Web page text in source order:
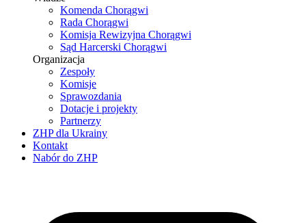
Komenda Chorągwi
Rada Chorągwi
Komisja Rewizyjna Chorągwi
Sąd Harcerski Chorągwi
Organizacja
Zespoły
Komisje
Sprawozdania
Dotacje i projekty
Partnerzy
ZHP dla Ukrainy
Kontakt
Nabór do ZHP